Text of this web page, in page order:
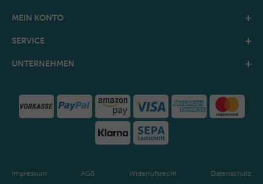
MEIN KONTO
SERVICE
UNTERNEHMEN
Impressum AGB Widerrufsrecht Datenschutz